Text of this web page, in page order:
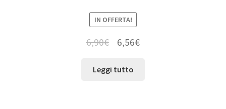
IN OFFERTA!
6,90€ 6,56€
Leggi tutto